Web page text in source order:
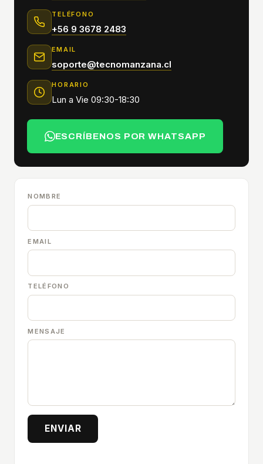
TELÉFONO
+56 9 3678 2483
EMAIL
soporte@tecnomanzana.cl
HORARIO
Lun a Vie 09:30-18:30
ESCRÍBENOS POR WHATSAPP
NOMBRE
EMAIL
TELÉFONO
MENSAJE
ENVIAR